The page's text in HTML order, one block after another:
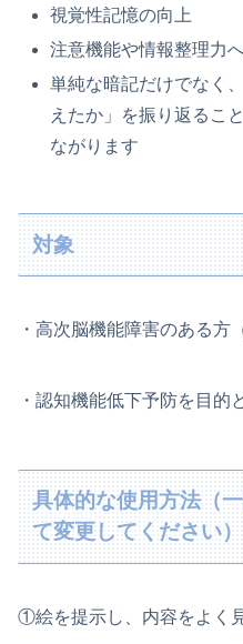
視覚性記憶の向上
注意機能や情報整理力
単純な暗記だけでなく
えたか」を振り返るこ
ながります
対象
・高次脳機能障害のある方
・認知機能低下予防を目的
具体的な使用方法（
て変更してください）
①絵を提示し、内容をよく